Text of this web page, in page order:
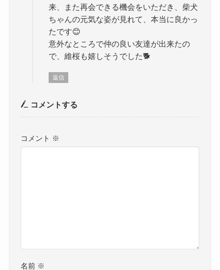
来、また再会できる機会をいただき、柴犬
ちゃんの元気な姿が見れて、本当に良かっ
たです😊
意外なところで仲の良い友達が出来たの
で、維桜も嬉しそうでした🐕
返信
コメントする
コメント ※
名前 ※